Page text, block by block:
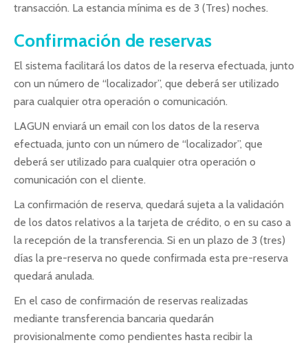
transacción. La estancia mínima es de 3 (Tres) noches.
Confirmación de reservas
El sistema facilitará los datos de la reserva efectuada, junto
con un número de “localizador”, que deberá ser utilizado
para cualquier otra operación o comunicación.
LAGUN enviará un email con los datos de la reserva
efectuada, junto con un número de “localizador”, que
deberá ser utilizado para cualquier otra operación o
comunicación con el cliente.
La confirmación de reserva, quedará sujeta a la validación
de los datos relativos a la tarjeta de crédito, o en su caso a
la recepción de la transferencia. Si en un plazo de 3 (tres)
días la pre-reserva no quede confirmada esta pre-reserva
quedará anulada.
En el caso de confirmación de reservas realizadas
mediante transferencia bancaria quedarán
provisionalmente como pendientes hasta recibir la